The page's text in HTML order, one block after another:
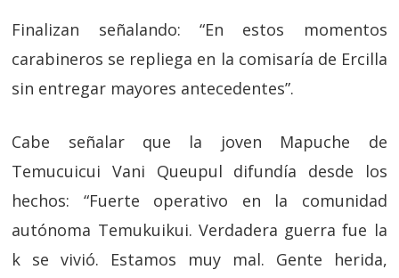
Finalizan señalando: “En estos momentos
carabineros se repliega en la comisaría de Ercilla
sin entregar mayores antecedentes”.
Cabe señalar que la joven Mapuche de
Temucuicui Vani Queupul difundía desde los
hechos: “Fuerte operativo en la comunidad
autónoma Temukuikui. Verdadera guerra fue la
k se vivió. Estamos muy mal. Gente herida,